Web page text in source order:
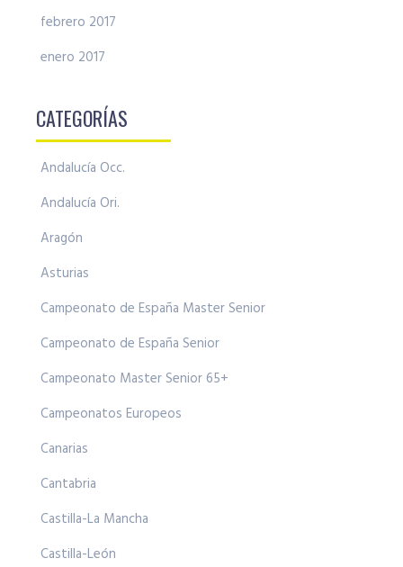
febrero 2017
enero 2017
CATEGORÍAS
Andalucía Occ.
Andalucía Ori.
Aragón
Asturias
Campeonato de España Master Senior
Campeonato de España Senior
Campeonato Master Senior 65+
Campeonatos Europeos
Canarias
Cantabria
Castilla-La Mancha
Castilla-León